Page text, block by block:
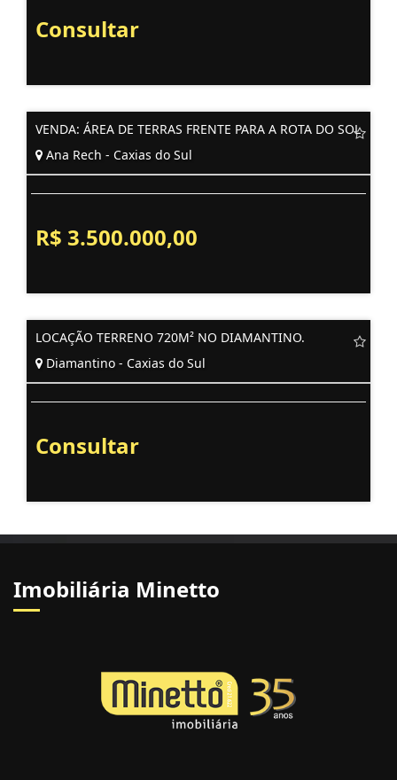
Consultar
VENDA: ÁREA DE TERRAS FRENTE PARA A ROTA DO SOL
Ana Rech - Caxias do Sul
R$ 3.500.000,00
LOCAÇÃO TERRENO 720M² NO DIAMANTINO.
Diamantino - Caxias do Sul
Consultar
Imobiliária Minetto